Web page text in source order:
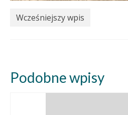
Wcześniejszy wpis
Podobne wpisy